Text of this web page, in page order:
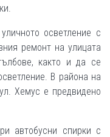
осветление с
ремонт на улицата
както и да се
В района на
Хемус е предвидено
автобусни спирки с